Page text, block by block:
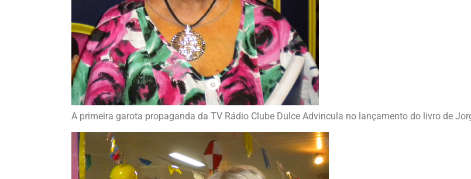
A primeira garota propaganda da TV Rádio Clube Dulce Advincula no lançamento do livro de